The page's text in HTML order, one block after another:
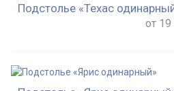
Подстолье «Техас
от 19